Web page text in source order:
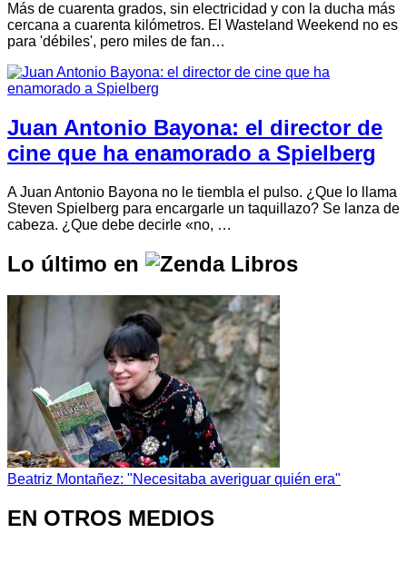
Más de cuarenta grados, sin electricidad y con la ducha más
cercana a cuarenta kilómetros. El Wasteland Weekend no es
para 'débiles', pero miles de fan…
Juan Antonio Bayona: el director de
cine que ha enamorado a Spielberg
A Juan Antonio Bayona no le tiembla el pulso. ¿Que lo llama
Steven Spielberg para encargarle un taquillazo? Se lanza de
cabeza. ¿Que debe decirle «no, …
Lo último en
Beatriz Montañez: "Necesitaba averiguar quién era"
EN OTROS MEDIOS